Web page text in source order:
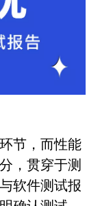
节，而性能
，贯穿于测
软件测试报